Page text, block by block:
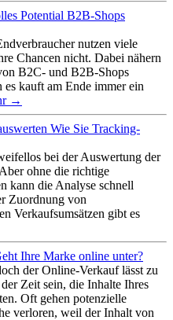
B2B-Shops
nutzen viele
Chancen nicht. Dabei nähern
B2C- und B2B-Shops
kauft am Ende immer ein
→
Wie Sie Tracking-
bei der Auswertung der
ohne die richtige
kann die Analyse schnell
Zuordnung von
Verkaufsumsätzen gibt es
Ihre Marke online unter?
der Online-Verkauf lässt zu
Zeit sein, die Inhalte Ihres
Oft gehen potenzielle
verloren, weil der Inhalt von